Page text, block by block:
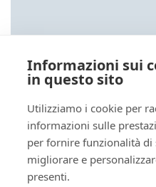
Informazioni sui
in questo sito
Utilizziamo i cookie per
informazioni sulle
per fornire funzionalità di
migliorare e
presenti.